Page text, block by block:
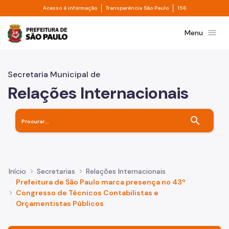
Pular para o Conteúdo principal
Acesso à informação Divisor de acesso à informação
Transparência São Paulo Divisor de
156
Prefeitura de São PauloMenu menu
Secretaria Municipal de
Relações Internacionais
search
Início Secretarias
Relações Internacionais
Prefeitura de São Paulo marca presença no 43º
Congresso de Técnicos Contabilistas e
Orçamentistas Públicos